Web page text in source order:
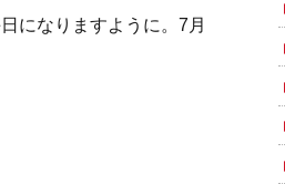
なりますように。7月